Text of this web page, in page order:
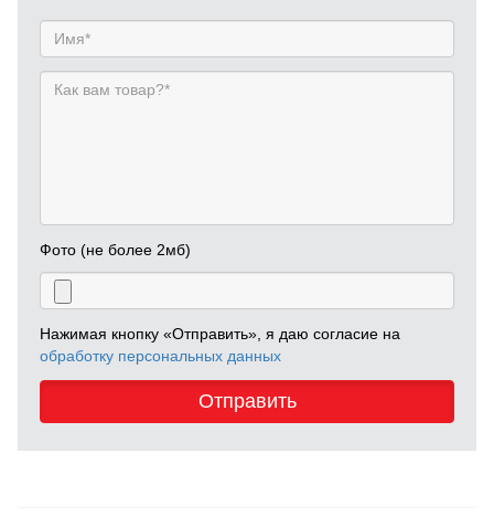
Фото (не более 2мб)
Нажимая кнопку «Отправить», я даю согласие на
обработку персональных данных
Отправить